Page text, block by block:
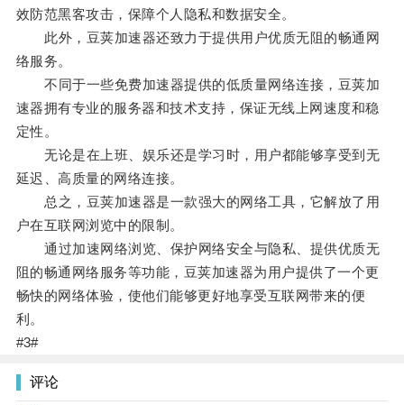
效防范黑客攻击，保障个人隐私和数据安全。
此外，豆荚加速器还致力于提供用户优质无阻的畅通网
络服务。
不同于一些免费加速器提供的低质量网络连接，豆荚加
速器拥有专业的服务器和技术支持，保证无线上网速度和稳
定性。
无论是在上班、娱乐还是学习时，用户都能够享受到无
延迟、高质量的网络连接。
总之，豆荚加速器是一款强大的网络工具，它解放了用
户在互联网浏览中的限制。
通过加速网络浏览、保护网络安全与隐私、提供优质无
阻的畅通网络服务等功能，豆荚加速器为用户提供了一个更
畅快的网络体验，使他们能够更好地享受互联网带来的便
利。
#3#
评论